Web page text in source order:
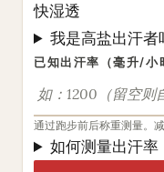
快湿透
我是高盐出汗者
已知出汗率（毫升/
通过跑步前后称重测量。
如何测量出汗率